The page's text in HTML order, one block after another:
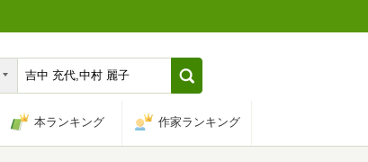
本ランキング 作家ランキング